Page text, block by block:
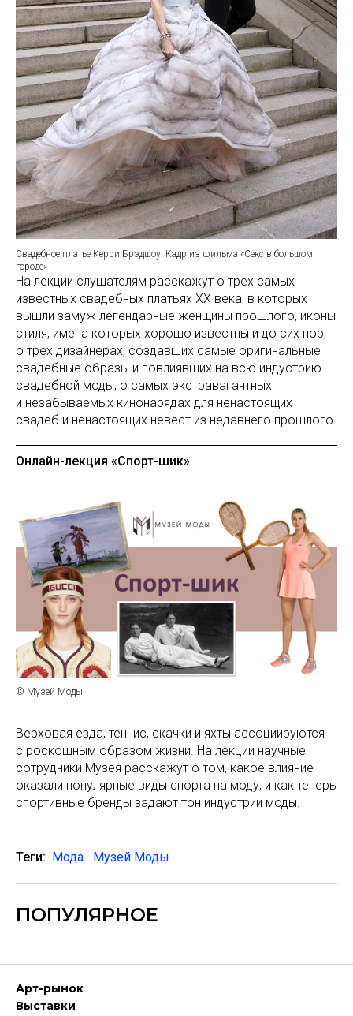
Свадебное платье Керри Брэдшоу. Кадр из фильма «Секс в большом
городе»
На лекции слушателям расскажут о трех самых
известных свадебных платьях ХХ века, в которых
вышли замуж легендарные женщины прошлого, иконы
стиля, имена которых хорошо известны и до сих пор;
о трех дизайнерах, создавших самые оригинальные
свадебные образы и повлиявших на всю индустрию
свадебной моды; о самых экстравагантных
и незабываемых кинонарядах для ненастоящих
свадеб и ненастоящих невест из недавнего прошлого.
Онлайн-лекция «Спорт-шик»
© Музей Моды
Верховая езда, теннис, скачки и яхты ассоциируются
с роскошным образом жизни. На лекции научные
сотрудники Музея расскажут о том, какое влияние
оказали популярные виды спорта на моду, и как теперь
спортивные бренды задают тон индустрии моды.
Теги: Мода Музей Моды
ПОПУЛЯРНОЕ
Арт-рынок
Выставки